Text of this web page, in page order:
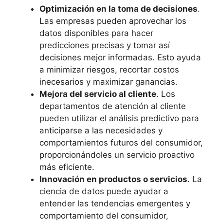
Optimización en la toma de decisiones.
Las empresas pueden aprovechar los
datos disponibles para hacer
predicciones precisas y tomar así
decisiones mejor informadas. Esto ayuda
a minimizar riesgos, recortar costos
inecesarios y maximizar ganancias.
Mejora del servicio al cliente. Los
departamentos de atención al cliente
pueden utilizar el análisis predictivo para
anticiparse a las necesidades y
comportamientos futuros del consumidor,
proporcionándoles un servicio proactivo
más eficiente.
Innovación en productos o servicios. La
ciencia de datos puede ayudar a
entender las tendencias emergentes y
comportamiento del consumidor,